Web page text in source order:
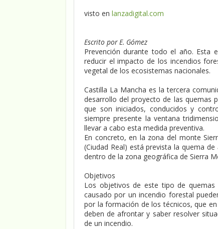
visto en lanzadigital.com
Escrito por E. Gómez
Prevención durante todo el año. Esta
reducir el impacto de los incendios
vegetal de los ecosistemas nacionales.
Castilla La Mancha es la tercera
desarrollo del proyecto de las quemas
que son iniciados, conducidos y
siempre presente la ventana
llevar a cabo esta medida preventiva.
En concreto, en la zona del monte
(Ciudad Real) está prevista la quema
dentro de la zona geográfica de Sierra
Objetivos
Los objetivos de este tipo de
causado por un incendio forestal
por la formación de los técnicos, que
deben de afrontar y saber resolver
de un incendio.